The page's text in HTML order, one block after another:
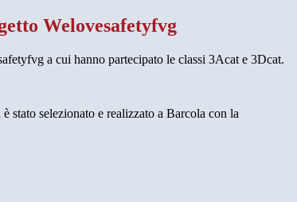
Welovesafetyfvg
a cui hanno partecipato le classi 3Acat e 3Dcat.
selezionato e realizzato a Barcola con la